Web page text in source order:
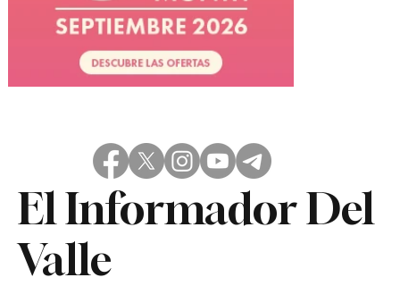
El Informador Del
Valle